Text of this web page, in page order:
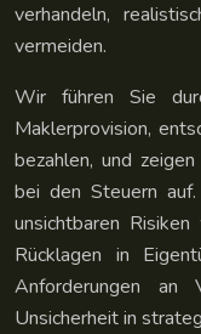
verhandeln,
vermeiden.
Wir führen Sie
Maklerprovision,
bezahlen, und
bei den Steuern
unsichtbaren Risiken
Rücklagen in
Anforderungen an
Unsicherheit in